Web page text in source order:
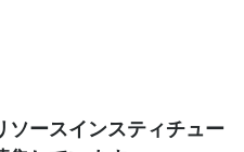
ースインスティチュー